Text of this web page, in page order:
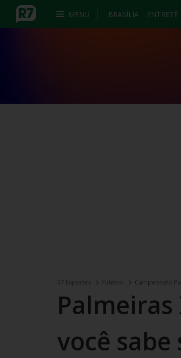
MENU BRASÍLIA ENTRETÊ
R7 Esportes Futebol Campeonato
Palmeiras
você